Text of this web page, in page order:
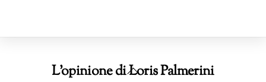
Back
L'opinione di Loris Palmerini